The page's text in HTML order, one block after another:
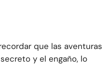
que las aventuras
y el engaño, lo